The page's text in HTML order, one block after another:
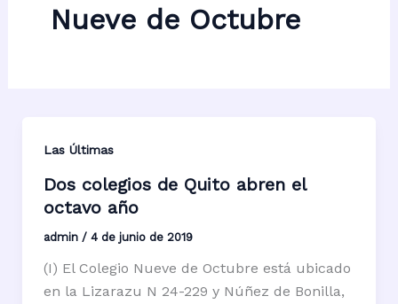
Nueve de Octubre
Las Últimas
Dos colegios de Quito abren el
octavo año
admin / 4 de junio de 2019
(I) El Colegio Nueve de Octubre está ubicado
en la Lizarazu N 24-229 y Núñez de Bonilla,